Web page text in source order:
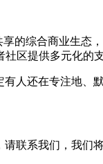
的综合商业生态
区提供多元化的支
人还在专注地、
联系我们，我们